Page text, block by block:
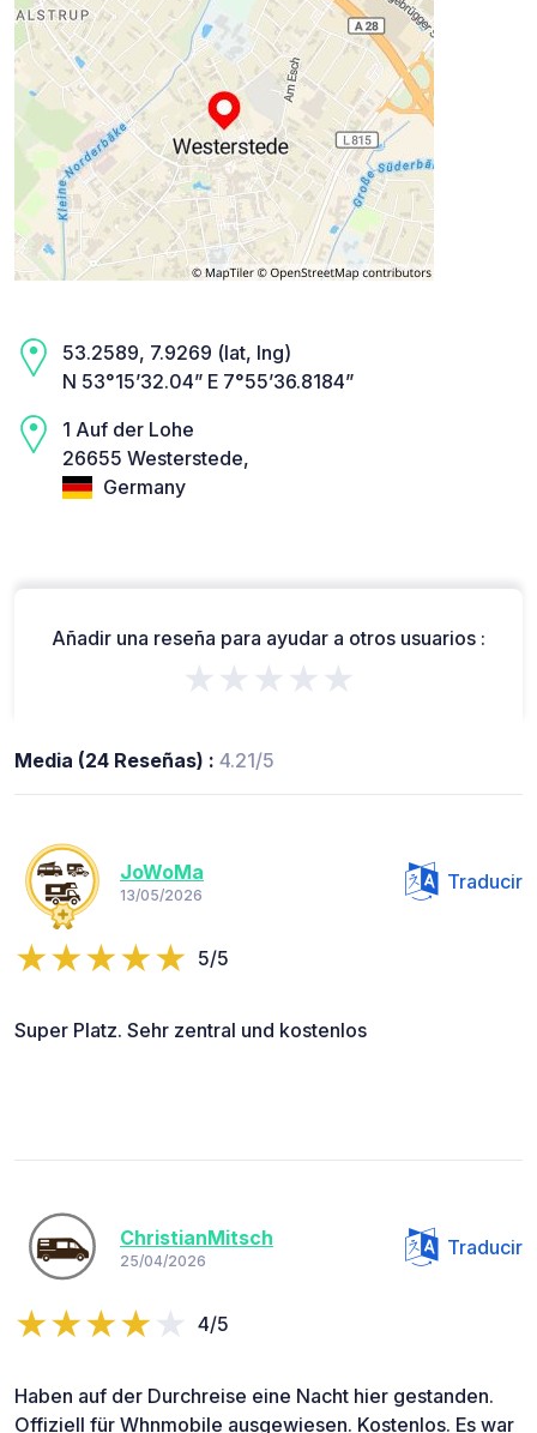
53.2589, 7.9269 (lat, lng)
N 53°15’32.04” E 7°55’36.8184”
1 Auf der Lohe
26655 Westerstede,
Germany
Añadir una reseña para ayudar a otros usuarios :
★★★★★
Media (24 Reseñas) : 4.21/5
JoWoMa
13/05/2026
Traducir
5/5
Super Platz. Sehr zentral und kostenlos
ChristianMitsch
25/04/2026
Traducir
4/5
Haben auf der Durchreise eine Nacht hier gestanden.
Offiziell für Whnmobile ausgewiesen. Kostenlos. Es war